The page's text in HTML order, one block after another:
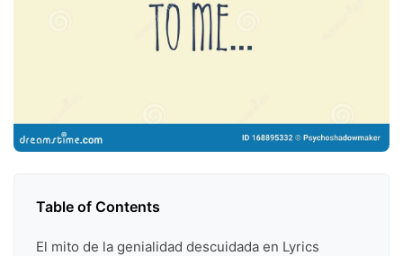
Table of Contents
El mito de la genialidad descuidada en Lyrics